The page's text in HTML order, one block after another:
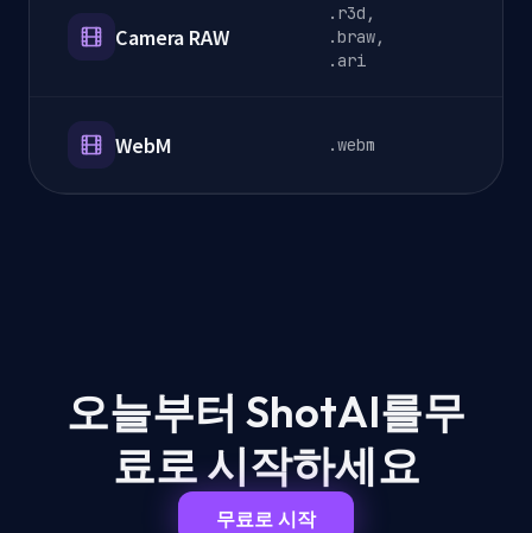
Camera RAW
.r3d,
.braw,
.ari
WebM .webm
오늘부터 ShotAI를무
료로 시작하세요
무료로 시작